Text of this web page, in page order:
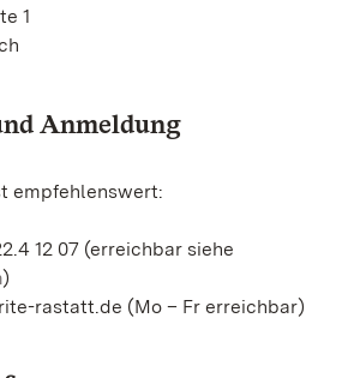
1
Anmeldung
empfehlenswert:
12 07 (erreichbar siehe
)
rastatt.de (Mo – Fr erreichbar)